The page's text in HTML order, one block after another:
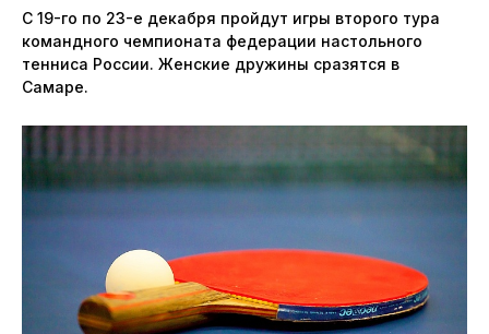
С 19-го по 23-е декабря пройдут игры второго тура
командного чемпионата федерации настольного
тенниса России. Женские дружины сразятся в
Самаре.